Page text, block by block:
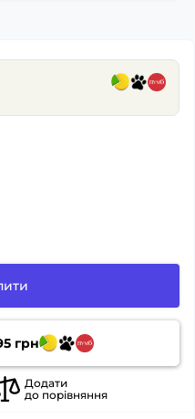
грн
Додати
до порівняння